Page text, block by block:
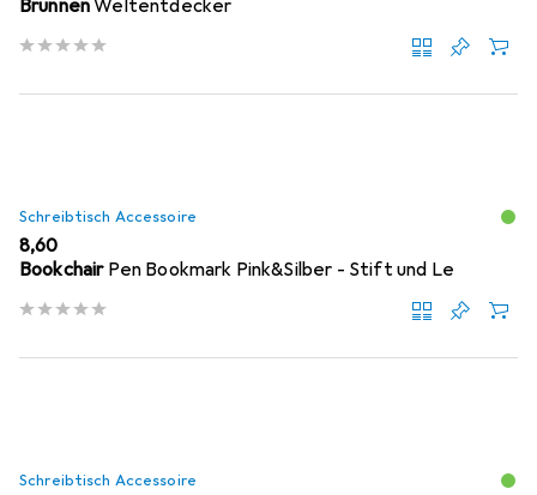
Brunnen Weltentdecker
Schreibtisch Accessoire
EUR
8,60
Bookchair Pen Bookmark Pink&Silber - Stift und Le
Schreibtisch Accessoire